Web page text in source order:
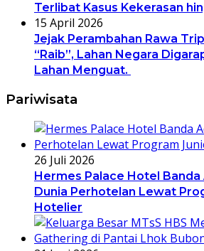
Terlibat Kasus Kekerasan
15 April 2026
Jejak Perambahan Rawa
“Raib”, Lahan Negara
Lahan Menguat.
Pariwisata
26 Juli 2026
Hermes Palace Hotel Banda
Dunia Perhotelan Lewat
Hotelier